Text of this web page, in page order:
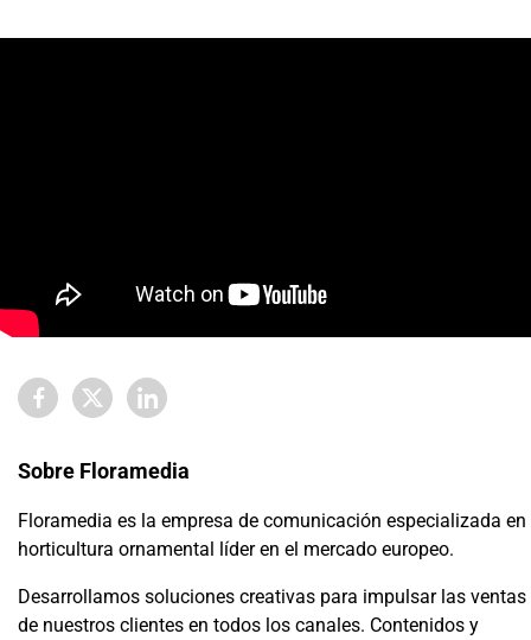
Sobre Floramedia
Floramedia es la empresa de comunicación especializada en
horticultura ornamental líder en el mercado europeo.
Desarrollamos soluciones creativas para impulsar las ventas
de nuestros clientes en todos los canales. Contenidos y